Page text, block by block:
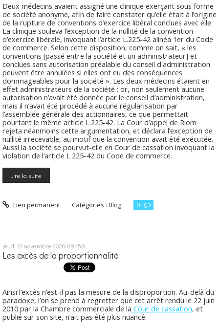
Deux médecins avaient assigné une clinique exerçant sous forme
de société anonyme, afin de faire constater qu’elle était à l’origine
de la rupture de conventions d’exercice libéral conclues avec elle.
La clinique souleva l’exception de la nullité de la convention
d’exercice libérale, invoquant l’article L.225-42 alinéa 1er du Code
de commerce. Selon cette disposition, comme on sait, « les
conventions [passé entre la société et un administrateur] et
conclues sans autorisation préalable du conseil d'administration
peuvent être annulées si elles ont eu des conséquences
dommageables pour la société ». Les deux médecins étaient en
effet administrateurs de la société : or, non seulement aucune
autorisation n’avait été donnée par le conseil d’administration,
mais il n’avait été procédé à aucune régularisation par
l’assemblée générale des actionnaires, ce que permettait
pourtant le même article L.225-42. La Cour d’appel de Riom
rejeta néanmoins cette argumentation, et déclara l’exception de
nullité irrecevable, au motif que la convention avait été exécutée.
Aussi la société se pourvut-elle en Cour de cassation invoquant la
violation de l’article L.225-42 du Code de commerce.
Lire la suite
Lien permanent Catégories :Blog 0
jeudi 12 novembre 2020 09h58
Les excès de la proportionnalité
Ainsi l’excès n’est-il pas la mesure de la disproportion. Au-delà du
paradoxe, l’on se prend à regretter que cet arrêt rendu le 22 juin
2010 par la Chambre commerciale de la Cour de cassation, et
publié sur son site, n’ait pas été plus nuancé.